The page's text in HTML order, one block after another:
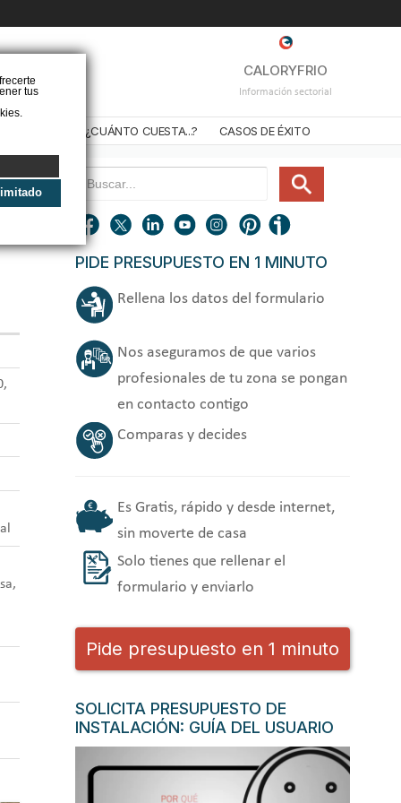
tus
CALORYFRIO
Información sectorial
¿CUÁNTO CUESTA...? CASOS DE ÉXITO
PIDE PRESUPUESTO EN 1 MINUTO
Rellena los datos del formulario
Nos aseguramos de que varios
profesionales de tu zona se pongan
en contacto contigo
Comparas y decides
Es Gratis, rápido y desde internet,
sin moverte de casa
Solo tienes que rellenar el
formulario y enviarlo
Pide presupuesto en 1 minuto
SOLICITA PRESUPUESTO DE
INSTALACIÓN: GUÍA DEL USUARIO